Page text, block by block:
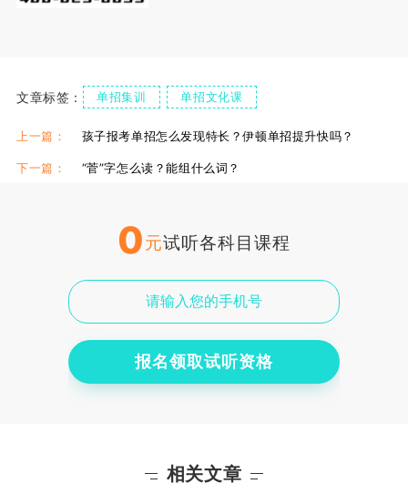
文章标签： 单招集训 单招文化课
伊顿单招复读学校 伊顿单招集训课
上一篇： 孩子报考单招怎么发现特长？伊顿单招提升快吗？
下一篇： “菅”字怎么读？能组什么词？
0元试听各科目课程
报名领取试听资格
相关文章